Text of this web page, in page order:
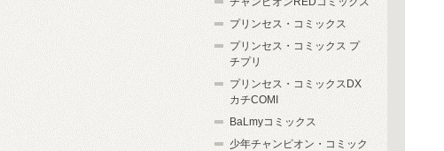
プリンセス・コミックス
プリンセス・コミックス プ
チプリ
プリンセス・コミックスDX
カチCOMI
BaLmyコミックス
少年チャンピオン・コミック